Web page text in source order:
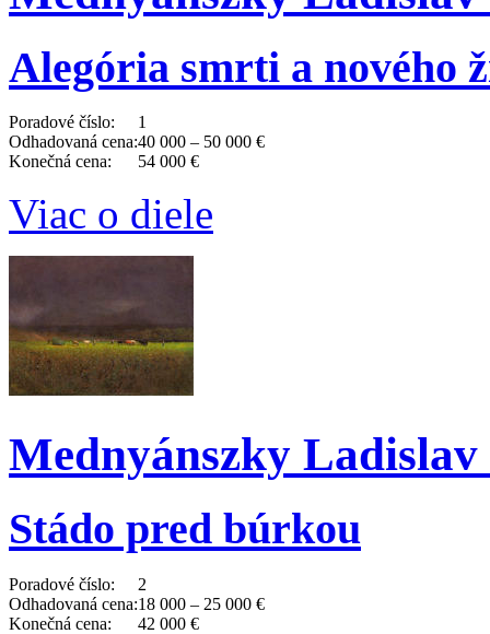
Alegória smrti a nového
Poradové číslo:
1
Odhadovaná cena:40 000 – 50 000 €
Konečná cena:
54 000 €
Viac o diele
Mednyánszky Ladislav
Stádo pred búrkou
Poradové číslo:
2
Odhadovaná cena:18 000 – 25 000 €
Konečná cena:
42 000 €